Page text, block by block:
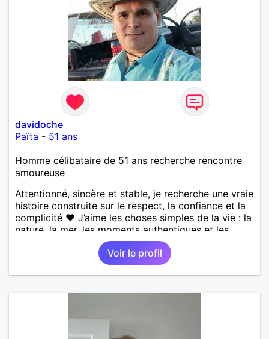
davidoche
Païta - 51 ans
Homme célibataire de 51 ans recherche rencontre
amoureuse
Attentionné, sincère et stable, je recherche une vraie
histoire construite sur le respect, la confiance et la
complicité ❤️ J’aime les choses simples de la vie : la
nature, la mer, les moments authentiques et les
personnes au grand cœur 🌊🌿 Très câlin et
affectueux, j’adore les petits moments de tendresse
et les calinous réguliers 😊❤️ La solitude finit parfois
par peser, alors si tu es en Nouvelle-Calédonie et
Voir le profil